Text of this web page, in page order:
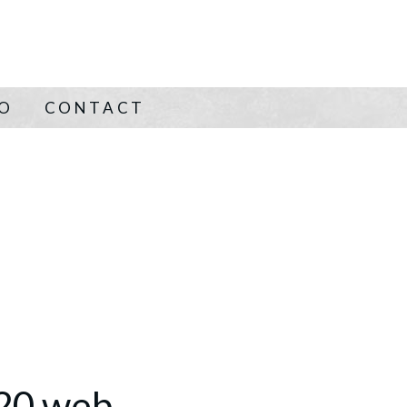
CONTACT